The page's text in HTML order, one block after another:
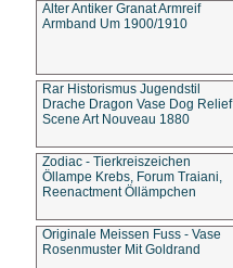
Alter Antiker Granat Armreif
Armband Um 1900/1910
Rar Historismus Jugendstil
Drache Dragon Vase Dog Relief
Scene Art Nouveau 1880
Zodiac - Tierkreiszeichen
Öllampe Krebs, Forum Traiani,
Reenactment Öllämpchen
Originale Meissen Fuss - Vase
Rosenmuster Mit Goldrand